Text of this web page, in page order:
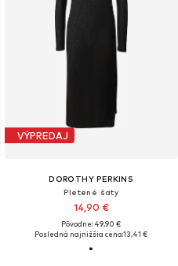
VÝPREDAJ
DOROTHY PERKINS
Pletené šaty
14,90 €
Pôvodne: 49,90 €
Posledná najnižšia cena:13,41 €